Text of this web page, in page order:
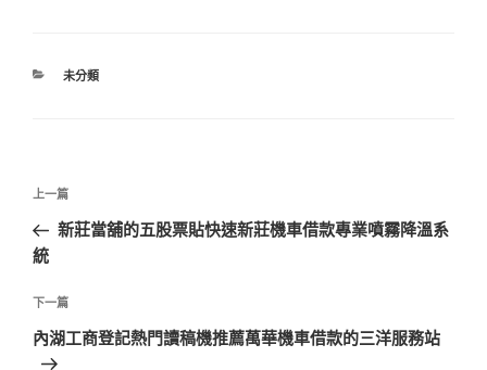
分
未分類
文
導
覽
上
一
篇
章
上一篇
新莊當舖的五股票貼快速新莊機車借款專業噴霧降溫系
統
下
一
篇
下一篇
內湖工商登記熱門讀稿機推薦萬華機車借款的三洋服務站